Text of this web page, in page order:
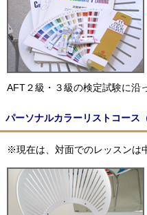
AFT２級・３級の検定試験に沿
パーソナルカラーリストコース
※現在は、対面でのレッスンは